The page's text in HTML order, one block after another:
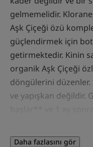
gelmemelidir.
Aşk Çiçeği özü
güçlendirmek için
getirmektedir. Kinin
organik Aşk Çiçeği
döngülerini düzenler.
ve yapışkan değildir.
Daha fazlasını gör